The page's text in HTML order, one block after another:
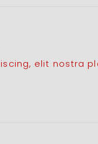
elit nostra